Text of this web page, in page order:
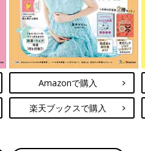
Amazonで購入
楽天ブックスで購入